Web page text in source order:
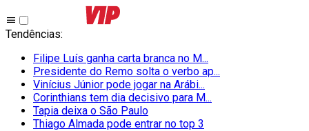
Tendências:
Filipe Luís ganha carta branca no M...
Presidente do Remo solta o verbo ap...
Vinícius Júnior pode jogar na Arábi...
Corinthians tem dia decisivo para M...
Tapia deixa o São Paulo
Thiago Almada pode entrar no top 3